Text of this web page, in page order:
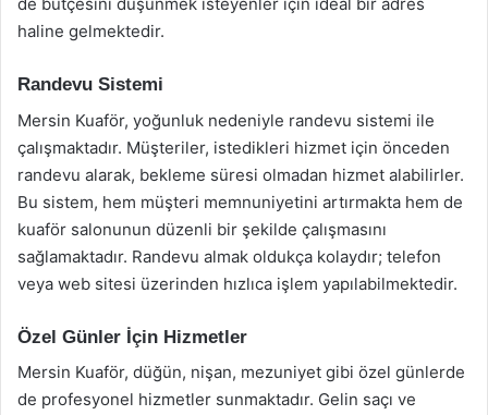
haline gelmektedir.
Randevu Sistemi
Mersin Kuaför, yoğunluk nedeniyle randevu sistemi ile
çalışmaktadır. Müşteriler, istedikleri hizmet için önceden
randevu alarak, bekleme süresi olmadan hizmet alabilirler.
Bu sistem, hem müşteri memnuniyetini artırmakta hem de
kuaför salonunun düzenli bir şekilde çalışmasını
sağlamaktadır. Randevu almak oldukça kolaydır; telefon
veya web sitesi üzerinden hızlıca işlem yapılabilmektedir.
Özel Günler İçin Hizmetler
Mersin Kuaför, düğün, nişan, mezuniyet gibi özel günlerde
de profesyonel hizmetler sunmaktadır. Gelin saçı ve